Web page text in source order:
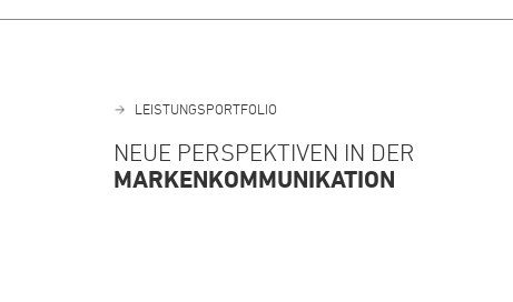
LEISTUNGSPORTFOLIO
NEUE PERSPEKTIVEN IN DER
MARKENKOMMUNIKATION